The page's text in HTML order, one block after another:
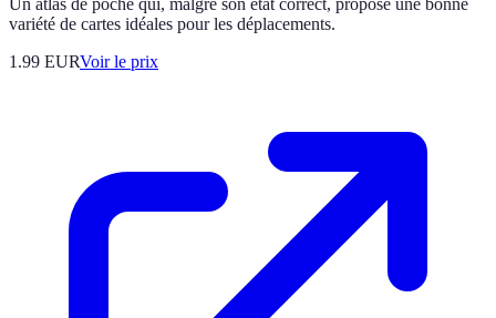
Un atlas de poche qui, malgré son état correct, propose une bonne
variété de cartes idéales pour les déplacements.
1.99 EURVoir le prix